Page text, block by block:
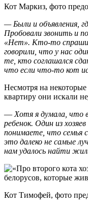
Кот Маркиз, фото
— Были и объявления,
Пробовали звонить и
«Нет». Кто-то
говорили, что у нас
те, кто соглашался
что если что-то кот
Несмотря на
квартиру они искали
—Хотя я думала, что
ребенок. Один из
понимаете, что семья
это далеко не самые
нам удалось найти
Кот Тимофей, фото